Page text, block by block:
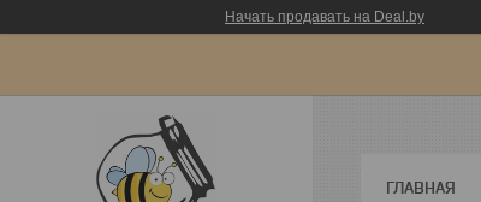
Начать продавать на Deal.by
ГЛАВНАЯ